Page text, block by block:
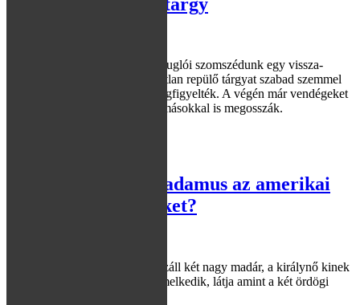
Heteken keresztül figyelt meg zuglói szomszédunk egy vissza-
visszatérő UFÓ-t. Az azonosítatlan repülő tárgyat szabad szemmel
és távcsővel is rendszeresen megfigyelték. A végén már vendégeket
is fogadtak, hogy a szenzációt másokkal is megosszák.
Megjósolta-e Nostradamus az amerikai
terrorcselekményeket?
"A nagy víz másik oldalán alászáll két nagy madár, a királynő kinek
keze tüzet tart s trónja vízből emelkedik, látja amint a két ördögi